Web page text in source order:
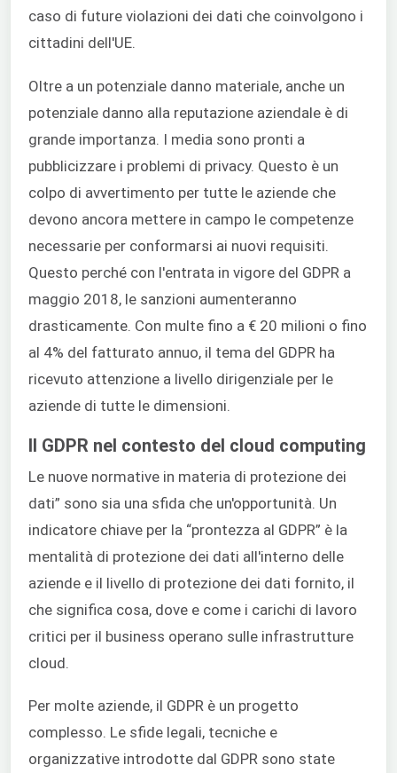
caso di future violazioni dei dati che coinvolgono i
cittadini dell'UE.
Oltre a un potenziale danno materiale, anche un
potenziale danno alla reputazione aziendale è di
grande importanza. I media sono pronti a
pubblicizzare i problemi di privacy. Questo è un
colpo di avvertimento per tutte le aziende che
devono ancora mettere in campo le competenze
necessarie per conformarsi ai nuovi requisiti.
Questo perché con l'entrata in vigore del GDPR a
maggio 2018, le sanzioni aumenteranno
drasticamente. Con multe fino a € 20 milioni o fino
al 4% del fatturato annuo, il tema del GDPR ha
ricevuto attenzione a livello dirigenziale per le
aziende di tutte le dimensioni.
Il GDPR nel contesto del cloud computing
Le nuove normative in materia di protezione dei
dati” sono sia una sfida che un'opportunità. Un
indicatore chiave per la “prontezza al GDPR” è la
mentalità di protezione dei dati all'interno delle
aziende e il livello di protezione dei dati fornito, il
che significa cosa, dove e come i carichi di lavoro
critici per il business operano sulle infrastrutture
cloud.
Per molte aziende, il GDPR è un progetto
complesso. Le sfide legali, tecniche e
organizzative introdotte dal GDPR sono state